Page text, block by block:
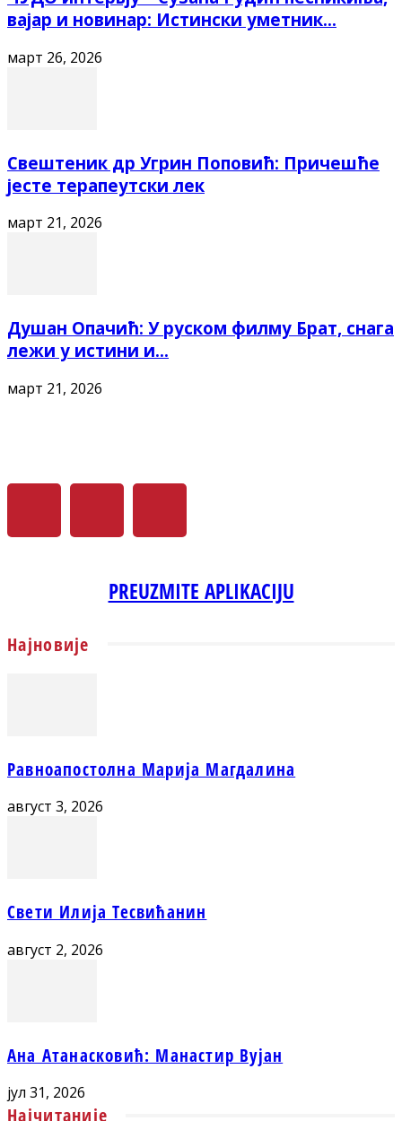
вајар и новинар: Истински уметник...
март 26, 2026
Свештеник др Угрин Поповић: Причешће
јесте терапеутски лек
март 21, 2026
Душан Опачић: У руском филму Брат, снага
лежи у истини и...
март 21, 2026
PREUZMITE APLIKACIJU
Најновије
Равноапостолна Марија Магдалина
август 3, 2026
Свети Илија Тесвићанин
август 2, 2026
Ана Атанасковић: Манастир Вујан
јул 31, 2026
Најчитаније